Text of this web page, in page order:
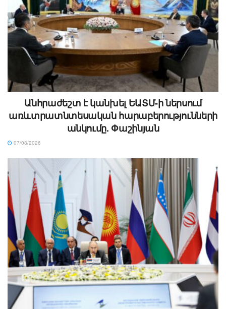
Անհրաժեշտ է կանխել ԵԱՏՄ-ի ներսում
առևտրատնտեսական հարաբերությունների
անկումը. Փաշինյան
07/08/2026